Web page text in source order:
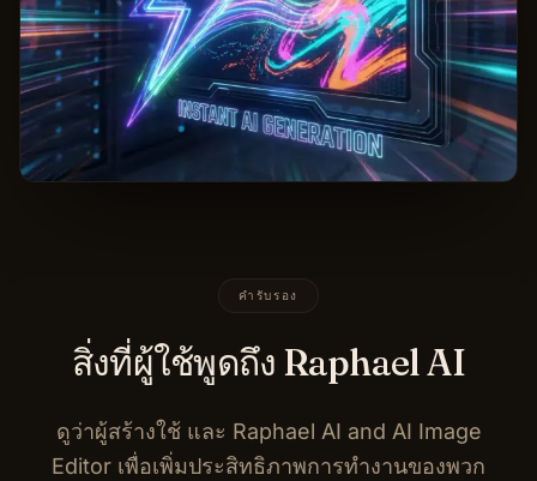
คำรับรอง
สิ่งที่ผู้ใช้พูดถึง Raphael AI
ดูว่าผู้สร้างใช้ และ Raphael AI and AI Image
Editor เพื่อเพิ่มประสิทธิภาพการทำงานของพวก